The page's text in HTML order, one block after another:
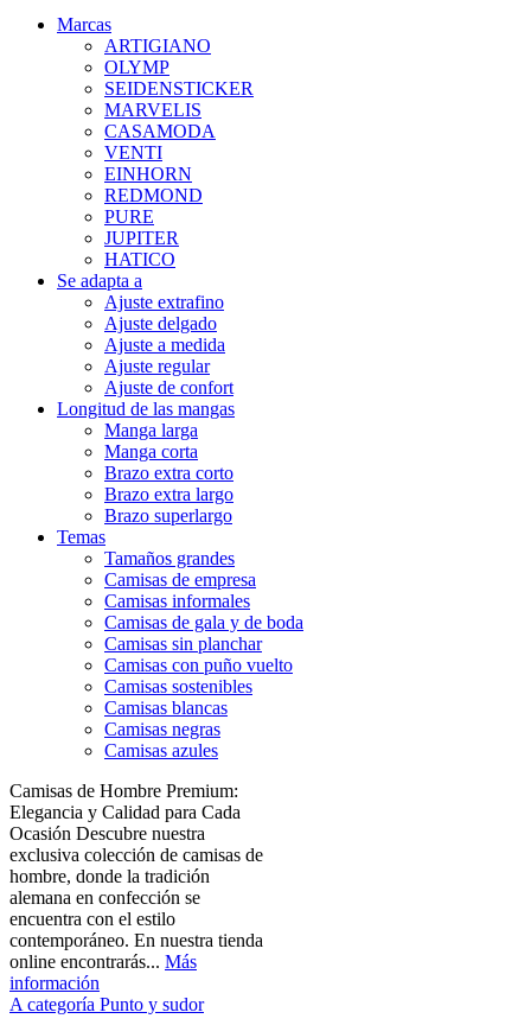
Marcas
ARTIGIANO
OLYMP
SEIDENSTICKER
MARVELIS
CASAMODA
VENTI
EINHORN
REDMOND
PURE
JUPITER
HATICO
Se adapta a
Ajuste extrafino
Ajuste delgado
Ajuste a medida
Ajuste regular
Ajuste de confort
Longitud de las mangas
Manga larga
Manga corta
Brazo extra corto
Brazo extra largo
Brazo superlargo
Temas
Tamaños grandes
Camisas de empresa
Camisas informales
Camisas de gala y de boda
Camisas sin planchar
Camisas con puño vuelto
Camisas sostenibles
Camisas blancas
Camisas negras
Camisas azules
Camisas de Hombre Premium:
Elegancia y Calidad para Cada
Ocasión Descubre nuestra
exclusiva colección de camisas de
hombre, donde la tradición
alemana en confección se
encuentra con el estilo
contemporáneo. En nuestra tienda
online encontrarás... Más
información
A categoría Punto y sudor